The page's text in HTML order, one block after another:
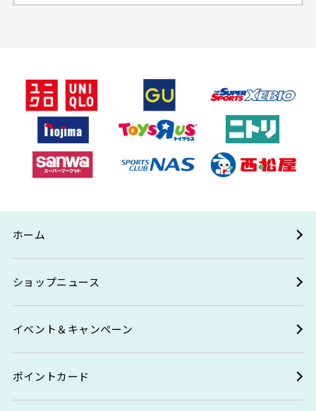
ホーム
ショップニュース
イベント＆キャンペーン
ポイントカード